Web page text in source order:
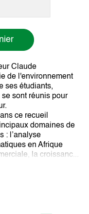
Claude
de l'environnement
ses étudiants,
sont réunis pour
ce recueil
domaines de
: l’analyse
en Afrique
la croissanc...